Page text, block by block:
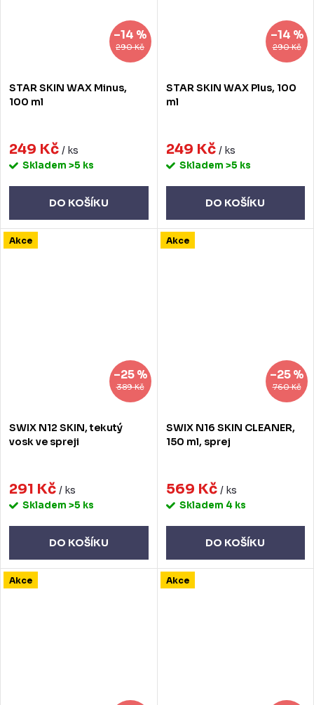
290 Kč
–14 %
STAR SKIN WAX Minus,
100 ml
249 Kč / ks
Skladem >5 ks
DO KOŠÍKU
290 Kč
–14 %
STAR SKIN WAX Plus, 100
ml
249 Kč / ks
Skladem >5 ks
DO KOŠÍKU
Akce
389 Kč
–25 %
SWIX N12 SKIN, tekutý
vosk ve spreji
291 Kč / ks
Skladem >5 ks
DO KOŠÍKU
Akce
760 Kč
–25 %
SWIX N16 SKIN CLEANER,
150 ml, sprej
569 Kč / ks
Skladem 4 ks
DO KOŠÍKU
Akce Akce